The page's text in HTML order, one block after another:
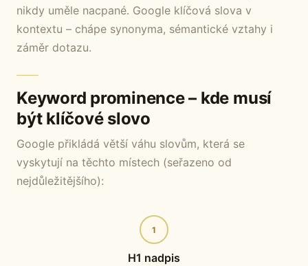
nikdy uměle nacpané. Google klíčová slova v
kontextu – chápe synonyma, sémantické vztahy i
záměr dotazu.
Keyword prominence – kde musí
být klíčové slovo
Google přikládá větší váhu slovům, která se
vyskytují na těchto místech (seřazeno od
nejdůležitějšího):
1
H1 nadpis